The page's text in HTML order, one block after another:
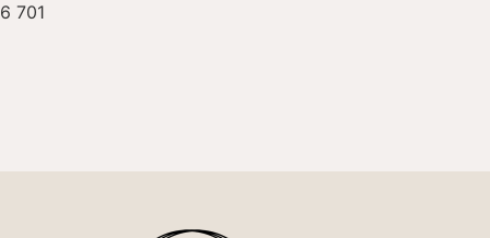
6 701